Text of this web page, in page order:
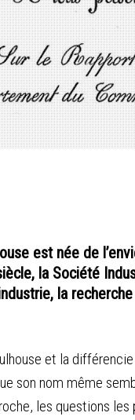
est née de
la Société
la
et la
son nom même
les questions